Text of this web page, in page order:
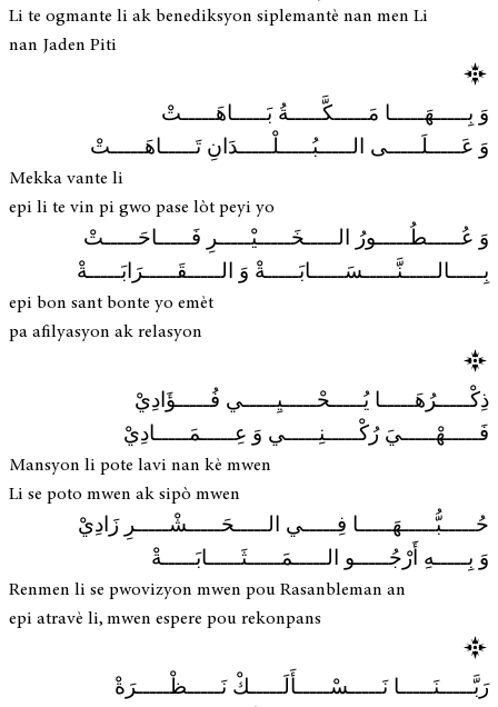
Li te ogmante li ak benediksyon siplemantè nan men Li
nan Jaden Piti
وَ بِـــــهَـــــا مَـــــكَّـــــةُ بَـــــاهَـــــتْ
وَ عَـــــلَـــــى الـــــبُـــــلْـــــدَانِ تَـــــاهَـــــتْ
Mekka vante li
epi li te vin pi gwo pase lòt peyi yo
وَ عُـــــطُـــــورُ الـــــخَـــــيْـــــرِ فَـــــاحَـــــتْ
بِـــــالـــــنَّـــــسَـــــابَـــــةْ وَ الـــــقَـــــرَابَـــــةْ
epi bon sant bonte yo emèt
pa afilyasyon ak relasyon
ذِكْـــــرُهَـــــا يُـــــحْـــــيِـــــي فُـــــؤَادِيْ
فَـــــهْـــــيَ رُكْـــــنِـــــي وَ عِـــــمَـــــادِيْ
Mansyon li pote lavi nan kè mwen
Li se poto mwen ak sipò mwen
حُـــــبُّـــــهَـــــا فِـــــي الـــــحَـــــشْـــــرِ زَادِيْ
وَ بِـــــهِ أَرْجُـــــو الـــــمَـــــثَـــــابَـــــةْ
Renmen li se pwovizyon mwen pou Rasanbleman an
epi atravè li, mwen espere pou rekonpans
رَبَّـــــنَـــــا نَـــــسْـــــأَلَـــــكْ نَـــــظْـــــرَةْ